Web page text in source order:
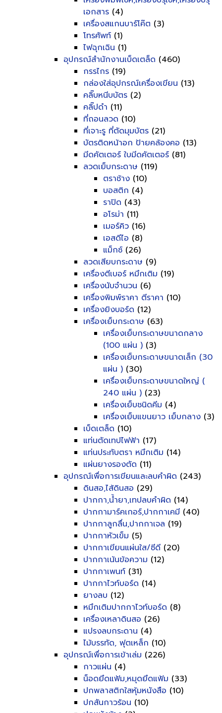
เอกสาร (4)
เครื่องสแกนบาร์โค๊ต (3)
โทรศัพท์ (1)
ไฟฉุกเฉิน (1)
อุปกรณ์สำนักงานเบ็ดเตล็ด (460)
กรรไกร (19)
กล่องใส่อุปกรณ์เครื่องเขียน (13)
คลิ๊บหนีบบัตร (2)
คลิ๊ปดำ (11)
ที่ถอนลวด (10)
ที่เจาะรู ที่ตัดมุมบัตร (21)
บัตรติดหน้าอก ป้ายคล้องคอ (13)
มีดคัตเตอร์ ใบมีดคัตเตอร์ (81)
ลวดเย็บกระดาษ (119)
ตราช้าง (10)
บอสติก (4)
ราปิด (43)
อโรม่า (11)
เมอร์คิว (16)
เอสดีไอ (8)
แม็กซ์ (26)
ลวดเสียบกระดาษ (9)
เครื่องตีเบอร์ หมึกเติม (19)
เครื่องนับจำนวน (6)
เครื่องพิมพ์ราคา ตีราคา (10)
เครื่องยิงบอร์ด (12)
เครื่องเย็บกระดาษ (63)
เครื่องเย็บกระดาษขนาดกลาง
(100 แผ่น ) (3)
เครื่องเย็บกระดาษขนาดเล็ก (30
แผ่น ) (30)
เครื่องเย็บกระดาษขนาดใหญ่ (
240 แผ่น ) (23)
เครื่องเย็บชนิดคีม (4)
เครื่องเย็บแขนยาว เย็บกลาง (3)
เบ็ดเตล็ด (10)
แท่นตัดเทปไฟฟ้า (17)
แท่นประทับตรา หมึกเติม (14)
แผ่นยางรองตัด (11)
อุปกรณ์เพื่อการเขียนและลบคำผิด (243)
ดินสอ,ไส้ดินสอ (29)
ปากกา,น้ำยา,เทปลบคำผิด (14)
ปากกามาร์คเกอร์,ปากกาเคมี (40)
ปากกาลูกลื่น,ปากกาเจล (19)
ปากกาหัวเข็ม (5)
ปากกาเขียนแผ่นใส/ซีดี (20)
ปากกาเน้นข้อความ (12)
ปากกาเพนท์ (31)
ปากกาไวท์บอร์ด (14)
ยางลบ (12)
หมึกเติมปากกาไวท์บอร์ด (8)
เครื่องเหลาดินสอ (26)
แปรงลบกระดาน (4)
ไม้บรรทัด, ฟุตเหล็ก (10)
อุปกรณ์เพื่อการเข้าเล่ม (226)
กาวแผ่น (4)
น็อดยึดแฟ้ม,หมุดยึดแฟ้ม (33)
ปกพลาสติกใสหุ้มหนังสือ (10)
ปกสันกาวร้อน (10)